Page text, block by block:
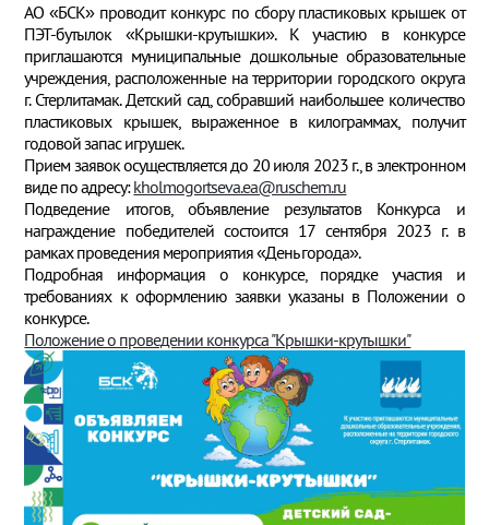
АО «БСК» проводит конкурс по сбору пластиковых крышек от
ПЭТ-бутылок «Крышки-крутышки». К участию в конкурсе
приглашаются муниципальные дошкольные образовательные
учреждения, расположенные на территории городского округа
г. Стерлитамак. Детский сад, собравший наибольшее количество
пластиковых крышек, выраженное в килограммах, получит
годовой запас игрушек.
Прием заявок осуществляется до 20 июля 2023 г., в электронном
виде по адресу:kholmogortseva.ea@ruschem.ru
Подведение итогов, объявление результатов Конкурса и
награждение победителей состоится 17 сентября 2023 г. в
рамках проведения мероприятия «День города».
Подробная информация о конкурсе, порядке участия и
требованиях к оформлению заявки указаны в Положении о
конкурсе.
Положение о проведении конкурса "Крышки-крутышки"